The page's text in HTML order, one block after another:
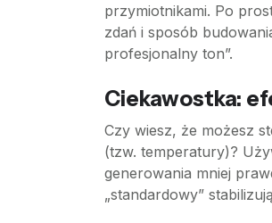
przymiotnikami. Po
zdań i sposób
profesjonalny ton”.
Ciekawostka:
Czy wiesz, że możesz
(tzw. temperatury)?
generowania mniej
„standardowy”